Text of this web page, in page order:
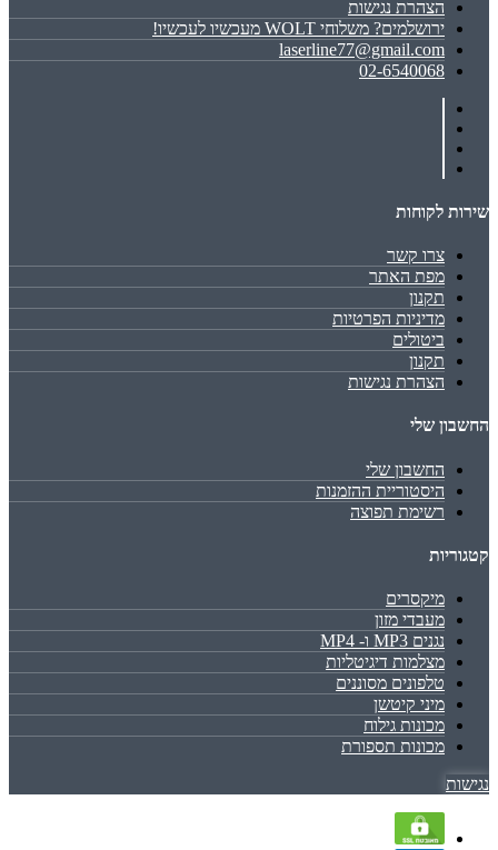
הצהרת נגישות
ירושלמים? משלוחי WOLT מעכשיו לעכשיו!
laserline77@gmail.com
02-6540068
שירות לקוחות
צרו קשר
מפת האתר
תקנון
מדיניות הפרטיות
ביטולים
תקנון
הצהרת נגישות
החשבון שלי
החשבון שלי
היסטוריית ההזמנות
רשימת תפוצה
קטגוריות
מיקסרים
מעבדי מזון
נגנים MP3 ו- MP4
מצלמות דיגיטליות
טלפונים מסוננים
מיני קיטשן
מכונות גילוח
מכונות תספורת
נגישות